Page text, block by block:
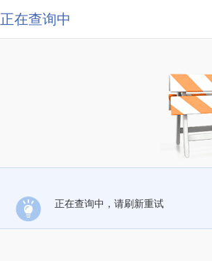
正在查询中
正在查询中，请刷新重试